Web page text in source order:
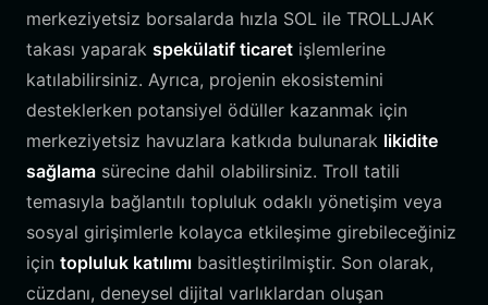
merkeziyetsiz borsalarda hızla SOL ile TROLLJAK
takası yaparak spekülatif ticaret işlemlerine
katılabilirsiniz. Ayrıca, projenin ekosistemini
desteklerken potansiyel ödüller kazanmak için
merkeziyetsiz havuzlara katkıda bulunarak likidite
sağlama sürecine dahil olabilirsiniz. Troll tatili
temasıyla bağlantılı topluluk odaklı yönetişim veya
sosyal girişimlerle kolayca etkileşime girebileceğiniz
için topluluk katılımı basitleştirilmiştir. Son olarak,
cüzdanı, deneysel dijital varlıklardan oluşan